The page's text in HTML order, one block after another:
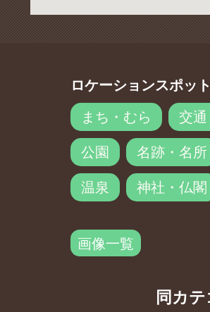
同カ
ロケーションスポッ
まち・むら 交
公園 名跡・名所
温泉 神社・仏閣
画像一覧